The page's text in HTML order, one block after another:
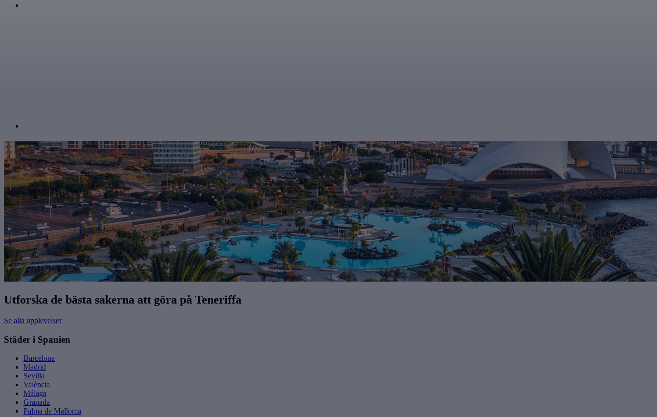
Utforska de bästa sakerna att göra på Teneriffa
Se alla upplevelser
Städer i Spanien
Barcelona
Madrid
Sevilla
València
Málaga
Granada
Palma de Mallorca